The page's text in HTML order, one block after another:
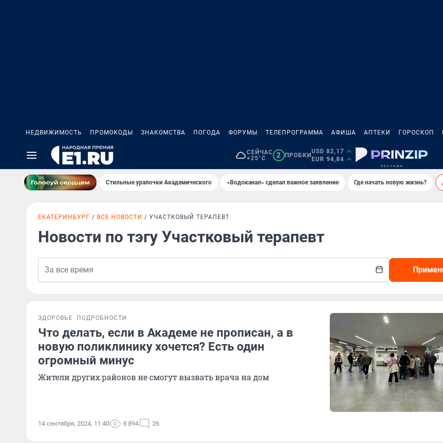
НЕДВИЖИМОСТЬ ПРОМОКОДЫ ЗНАКОМСТВА ПОГОДА ФОРУМЫ ТЕЛЕПРОГРАММА АФИША АПТЕКИ ГОРОСКОП
СЕЙЧАС
+25°C
2 ПРОБКИ
USD 82,17
EUR 94,84
Стильные уралочки Академического «Водоканал» сделал важное заявление Где начать новую жизнь?
ЕКАТЕРИНБУРГ ВСЕ НОВОСТИ УЧАСТКОВЫЙ ТЕРАПЕВТ
Новости по тэгу Участковый терапевт
ЗДОРОВЬЕ ПОДРОБНОСТИ
Что делать, если в Академе не прописан, а в
новую поликлинику хочется? Есть один
огромный минус
Жители других районов не смогут вызвать врача на дом
14 сентября, 2024, 11:40 8 894 26